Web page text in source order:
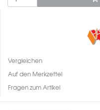
Vergleichen
Auf den Merkzettel
Fragen zum Artikel